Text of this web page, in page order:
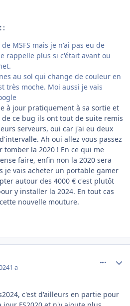
:
MSFS mais je n'ai pas eu de
rappelle plus si c'était avant ou
au sol qui change de couleur en
très moche. Moi aussi je vais
à jour pratiquement à sa sortie et
ce bug ils ont tout de suite remis
serveurs, oui car j'ai eu deux
Ah oui allez vous passez
tomber la 2020 ! En ce qui me
faire, enfin non la 2020 sera
je vais acheter un portable gamer
autour des 4000 € c'est plutôt
y installer la 2024. En tout cas
nouvelle mouture.
1 a
c'est d'ailleurs en partie pour